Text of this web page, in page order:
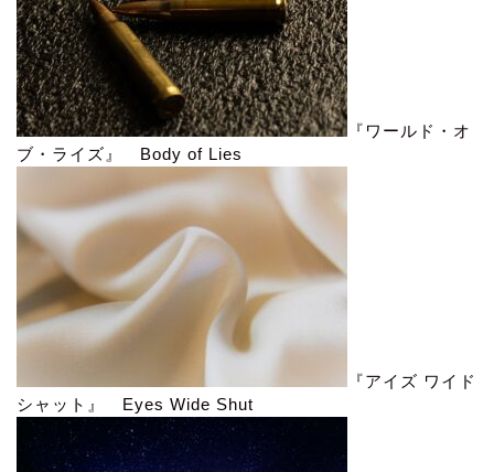
『ワールド・オ
ブ・ライズ』 Body of Lies
『アイズ ワイド
シャット』 Eyes Wide Shut